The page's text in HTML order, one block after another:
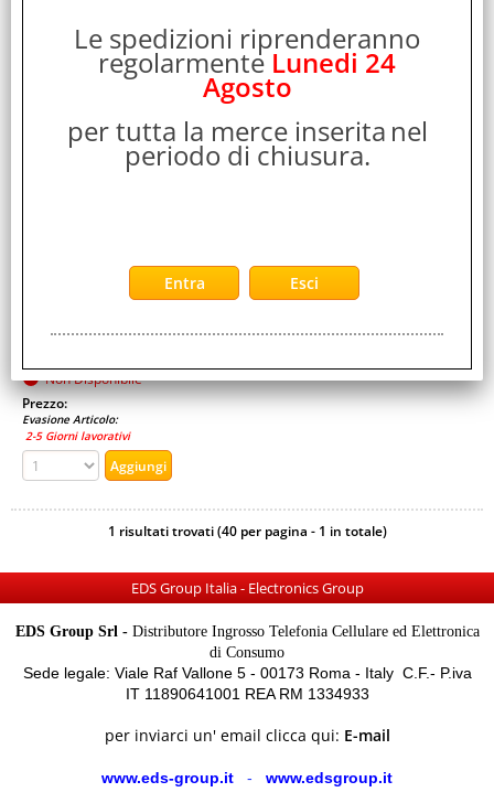
Garanzia:
COMPATIBILE CON PS4, PS3, PC, iOS, Android TASTO
CENTRALE CON FUNZIONE TOUCHPAD SPEAKER INTEGRATO
Non Disponibile
Prezzo:
Evasione Articolo:
2-5 Giorni lavorativi
1 risultati trovati (40 per pagina - 1 in totale)
EDS Group Italia - Electronics Group
EDS Group Srl -Distributore Ingrosso Telefonia Cellulare ed Elettronica
di Consumo
Sede legale: Viale Raf Vallone 5 - 00173 Roma - Italy C.F.- P.iva
IT 11890641001 REA RM 1334933
per inviarci un' email clicca qui: E-mail
www.eds-group.it - www.edsgroup.it
Le spedizioni riprenderanno
regolarmente Lunedi 24
Agosto
per tutta la merce inserita nel
periodo di chiusura.